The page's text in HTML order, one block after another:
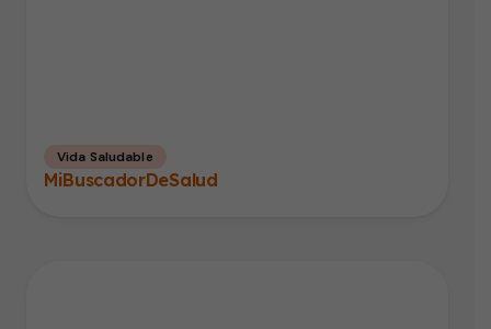
Vida Saludable
MiBuscadorDeSalud